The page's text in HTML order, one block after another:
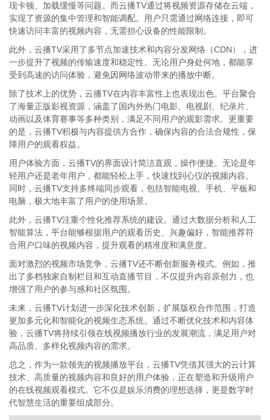
现卡顿、加载缓慢等问题。而云播TV通过将视频资源存储在云端，
实现了资源的集中管理和智能调配。用户只需通过网络连接，即可
快速访问丰富的视频内容，无需担心设备的性能限制。
此外，云播TV采用了多节点加速技术和内容分发网络（CDN），进
一步提升了视频的传输速度和稳定性。无论用户身处何地，都能享
受到高速的访问体验，避免因网络波动带来的播放中断。
除了技术上的优势，云播TV在内容丰富性上也表现出色。平台聚合
了海量正版影视资源，涵盖了国内外热门电影、电视剧、纪录片、
动画以及体育赛事等多种类别，满足不同用户的观影需求。更重要
的是，云播TV积极与内容提供方合作，确保内容的合法合规性，保
障用户的观看权益。
用户体验方面，云播TV的界面设计简洁直观，操作便捷。无论是年
轻用户还是老年用户，都能轻松上手，快速找到心仪的视频内容。
同时，云播TV支持多终端同步观看，包括智能电视、手机、平板和
电脑，极大地丰富了用户的使用场景。
此外，云播TV注重个性化推荐系统的建设。通过大数据分析和人工
智能算法，平台能够根据用户的观看历史、兴趣偏好，智能推荐符
合用户口味的视频内容，提升观看的精准度和满意度。
面对激烈的视频市场竞争，云播TV还不断创新服务模式。例如，推
出了多档独家自制栏目和互动直播节目，不仅提升内容原创力，也
增强了用户的参与感和社区氛围。
未来，云播TV计划进一步深化技术创新，扩展版权合作范围，打造
更加多元化和智能化的视频生态系统。通过不断优化技术和内容体
验，云播TV将持续引领在线视频播放行业的发展潮流，满足用户对
高品质、多样化视频内容的需求。
总之，作为一款领先的视频播放平台，云播TV凭借其强大的云计算
技术、高质量的视频内容和良好的用户体验，正在塑造和升级用户
的在线视频观看模式。它不仅是娱乐消费的理想选择，更是数字时
代智慧生活的重要组成部分。